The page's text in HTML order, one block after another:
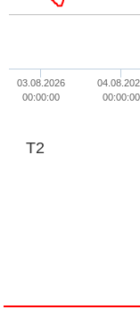
03.08.2026
00:00:00
00:00:00
T2